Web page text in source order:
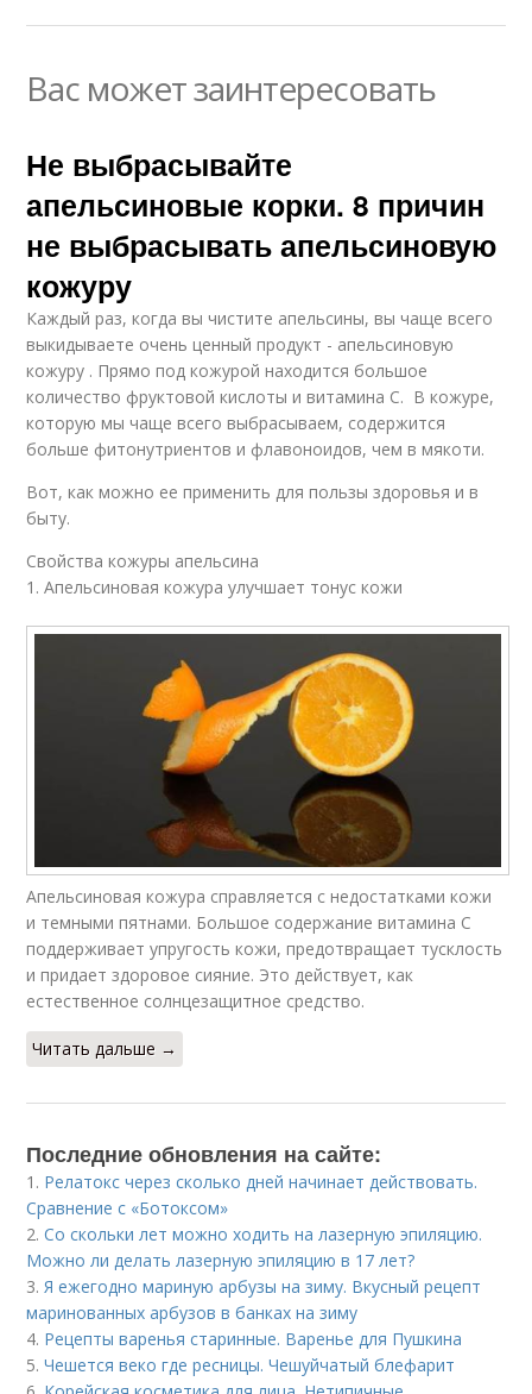
Вас может заинтересовать
Не выбрасывайте
апельсиновые корки. 8 причин
не выбрасывать апельсиновую
кожуру
Каждый раз, когда вы чистите апельсины, вы чаще всего
выкидываете очень ценный продукт - апельсиновую
кожуру . Прямо под кожурой находится большое
количество фруктовой кислоты и витамина С. В кожуре,
которую мы чаще всего выбрасываем, содержится
больше фитонутриентов и флавоноидов, чем в мякоти.
Вот, как можно ее применить для пользы здоровья и в
быту.
Свойства кожуры апельсина
1. Апельсиновая кожура улучшает тонус кожи
Апельсиновая кожура справляется с недостатками кожи
и темными пятнами. Большое содержание витамина С
поддерживает упругость кожи, предотвращает тусклость
и придает здоровое сияние. Это действует, как
естественное солнцезащитное средство.
Читать дальше →
Последние обновления на сайте:
1. Релатокс через сколько дней начинает действовать.
Сравнение с «Ботоксом»
2.Со скольки лет можно ходить на лазерную эпиляцию.
Можно ли делать лазерную эпиляцию в 17 лет?
3.Я ежегодно мариную арбузы на зиму. Вкусный рецепт
маринованных арбузов в банках на зиму
4. Рецепты варенья старинные. Варенье для Пушкина
5.Чешется веко где ресницы. Чешуйчатый блефарит